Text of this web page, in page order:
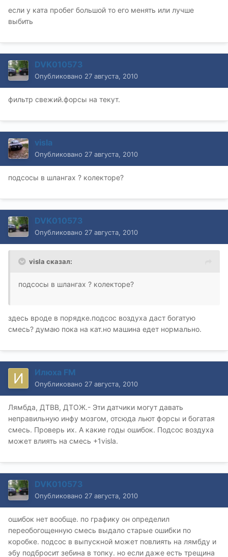
если у ката пробег большой то его менять или лучше
выбить
DVK010573
Опубликовано 27 августа, 2010
фильтр свежий.форсы на текут.
visla
Опубликовано 27 августа, 2010
подсосы в шлангах ? колекторе?
DVK010573
Опубликовано 27 августа, 2010
visla сказал:
подсосы в шлангах ? колекторе?
здесь вроде в порядке.подсос воздуха даст богатую
смесь? думаю пока на кат.но машина едет нормально.
Илюха FM
Опубликовано 27 августа, 2010
Лямбда, ДТВВ, ДТОЖ.- Эти датчики могут давать
неправильную инфу мозгом, отсюда льют форсы и богатая
смесь. Проверь их. А какие годы ошибок. Подсос воздуха
может влиять на смесь +1visla.
DVK010573
Опубликовано 27 августа, 2010
ошибок нет вообще. по графику он определил
переобогощенную смесь выдало старые ошибки по
коробке. подсос в выпускной может повлиять на лямбду и
эбу подбросит зебина в топку. но если даже есть трещина